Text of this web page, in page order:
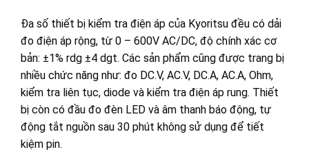
Đa số thiết bị kiểm tra điện áp của Kyoritsu đều có dải
đo điện áp rộng, từ 0 – 600V AC/DC, độ chính xác cơ
bản: ±1% rdg ±4 dgt. Các sản phẩm cũng được trang bị
nhiều chức năng như: đo DC.V, AC.V, DC.A, AC.A, Ohm,
kiểm tra liên tục, diode và kiểm tra điện áp rung. Thiết
bị còn có đầu đo đèn LED và âm thanh báo động, tự
động tắt nguồn sau 30 phút không sử dụng để tiết
kiệm pin.